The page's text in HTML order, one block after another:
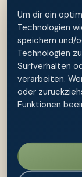
Um dir ein
Technologien
speichern und/
Technologien
Surfverhalten
verarbeiten.
oder
Funktionen
Eine Po-
gedacht. Sie
Medikamente
Beschwerden
Hausmittel
Auslöser und